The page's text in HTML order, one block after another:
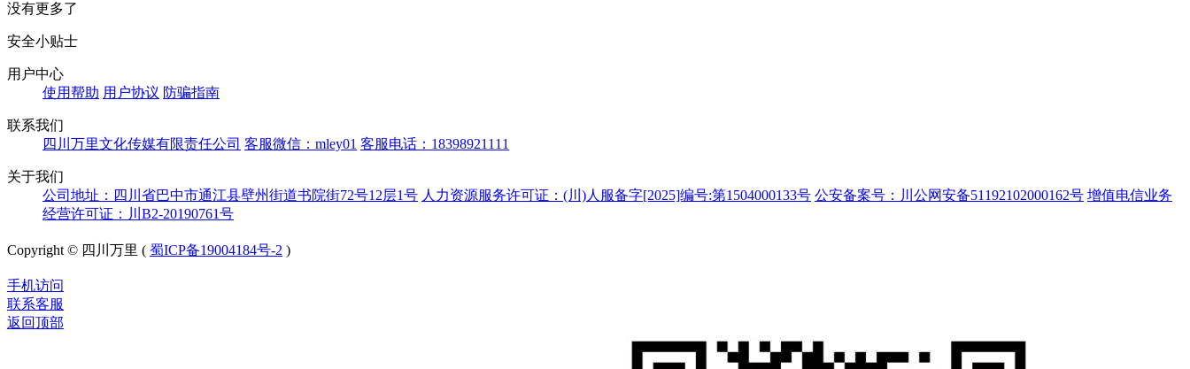
没有更多了
安全小贴士
用户中心
使用帮助 用户协议 防骗指南
联系我们
四川万里文化传媒有限责任公司 客服微信：mley01 客服电话：18398921111
关于我们
公司地址：四川省巴中市通江县壁州街道书院街72号12层1号 人力资源服务许可证：(川)人服备字[2025]编号:第1504000133号 公安备案号：川公网安备51192102000162号 增值电信业务
经营许可证：川B2-20190761号
Copyright © 四川万里 ( 蜀ICP备19004184号-2 )
手机访问
联系客服
返回顶部